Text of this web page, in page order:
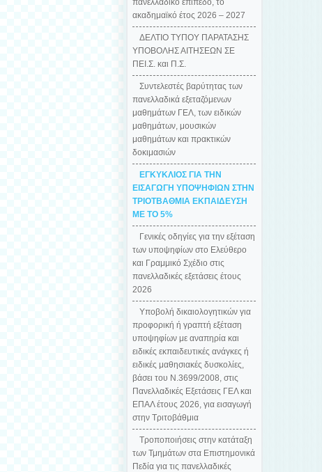
πανελλαδικό επίπεδο, το
ακαδημαϊκό έτος 2026 – 2027
ΔΕΛΤΙΟ ΤΥΠΟΥ ΠΑΡΑΤΑΣΗΣ
ΥΠΟΒΟΛΗΣ ΑΙΤΗΣΕΩΝ ΣΕ
ΠΕΙ.Σ. και Π.Σ.
Συντελεστές βαρύτητας των
πανελλαδικά εξεταζόμενων
μαθημάτων ΓΕΛ, των ειδικών
μαθημάτων, μουσικών
μαθημάτων και πρακτικών
δοκιμασιών
ΕΓΚΥΚΛΙΟΣ ΓΙΑ ΤΗΝ
ΕΙΣΑΓΩΓΗ ΥΠΟΨΗΦΙΩΝ ΣΤΗΝ
ΤΡΙΟΤΒΑΘΜΙΑ ΕΚΠΑΙΔΕΥΣΗ
ΜΕ ΤΟ 5%
Γενικές οδηγίες για την εξέταση
των υποψηφίων στο Ελεύθερο
και Γραμμικό Σχέδιο στις
πανελλαδικές εξετάσεις έτους
2026
Υποβολή δικαιολογητικών για
προφορική ή γραπτή εξέταση
υποψηφίων με αναπηρία και
ειδικές εκπαιδευτικές ανάγκες ή
ειδικές μαθησιακές δυσκολίες,
βάσει του Ν.3699/2008, στις
Πανελλαδικές Εξετάσεις ΓΕΛ και
ΕΠΑΛ έτους 2026, για εισαγωγή
στην Τριτοβάθμια
Tροποποιήσεις στην κατάταξη
των Τμημάτων στα Επιστημονικά
Πεδία για τις πανελλαδικές